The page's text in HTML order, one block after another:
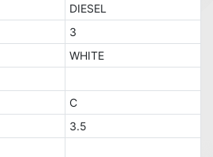
DIESEL
3
WHITE
C
3.5